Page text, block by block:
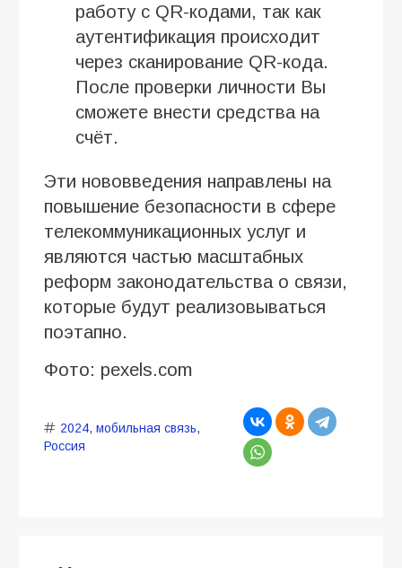
работу с QR-кодами, так как
аутентификация происходит
через сканирование QR-кода.
После проверки личности Вы
сможете внести средства на
счёт.
Эти нововведения направлены на
повышение безопасности в сфере
телекоммуникационных услуг и
являются частью масштабных
реформ законодательства о связи,
которые будут реализовываться
поэтапно.
Фото: pexels.com
2024, мобильная связь,
Россия